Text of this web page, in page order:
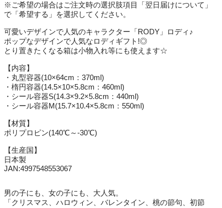
※ご希望の場合はご注文時の選択肢項目「翌日届けについて」
で「希望する」を選択してください。
可愛いデザインで人気のキャラクター「RODY」ロディ♪
ポップなデザインで人気なロディギフト!◎
とり置きたくなる箱は小物入れ等にも使えます☆
【内容】
・丸型容器(10×64cm：370ml)
・楕円容器(14.5×10×5.8cm：460ml)
・シール容器S(14.3×9.2×5.8cm：440ml)
・シール容器M(15.7×10.4×5.8cm：550ml)
【材質】
ポリプロピン(140℃～-30℃)
【生産国】
日本製
JAN:4997548553067
男の子にも、女の子にも、大人気。
「クリスマス、ハロウィン、バレンタイン、桃の節句、初節